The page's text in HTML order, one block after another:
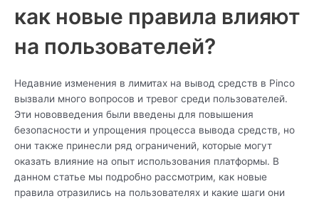
как новые правила влияют
на пользователей?
Недавние изменения в лимитах на вывод средств в Pinco
вызвали много вопросов и тревог среди пользователей.
Эти нововведения были введены для повышения
безопасности и упрощения процесса вывода средств, но
они также принесли ряд ограничений, которые могут
оказать влияние на опыт использования платформы. В
данном статье мы подробно рассмотрим, как новые
правила отразились на пользователях и какие шаги они